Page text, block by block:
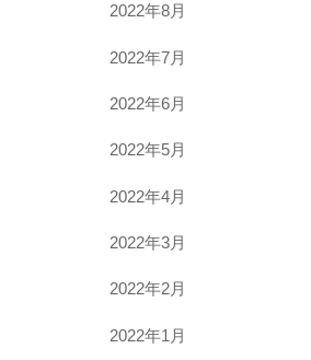
2022年8月
2022年7月
2022年6月
2022年5月
2022年4月
2022年3月
2022年2月
2022年1月